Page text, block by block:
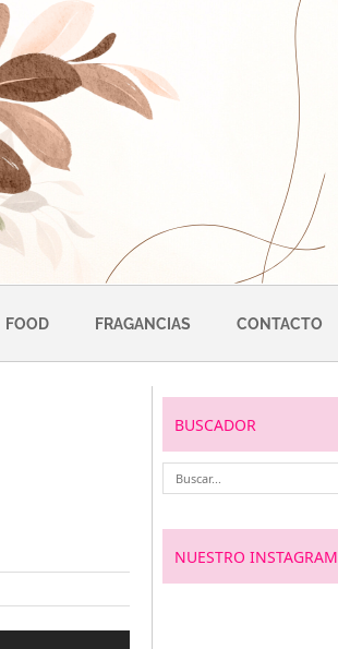
FOOD FRAGANCIAS CONTACTO
BUSCADOR
NUESTRO INSTAGRAM